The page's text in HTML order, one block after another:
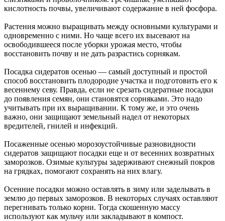
кислотность почвы, увеличивают содержание в ней фосфора.
Растения можно выращивать между основными культурами и
одновременно с ними. Но чаще всего их высевают на
освободившееся после уборки урожая место, чтобы
восстановить почву и не дать разрастись сорнякам.
Посадка сидератов осенью — самый доступный и простой
способ восстановить плодородие участка и подготовить его к
весеннему севу. Правда, если не срезать сидератные посадки
до появления семян, они становятся сорняками. Это надо
учитывать при их выращивании. К тому же, и это очень
важно, они защищают земельный надел от некоторых
вредителей, гнилей и инфекций.
Посаженные осенью морозоустойчивые разновидности
сидератов защищают посадки еще и от весенних возвратных
заморозков. Озимые культуры задерживают снежный покров
на грядках, помогают сохранять на них влагу.
Осенние посадки можно оставлять в зиму или заделывать в
землю до первых заморозков. В некоторых случаях оставляют
перегнивать только корни. Тогда скошенную массу
используют как мульчу или закладывают в компост.